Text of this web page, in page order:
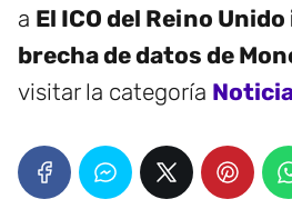
a El ICO del Reino
brecha de datos de
visitar la categoría